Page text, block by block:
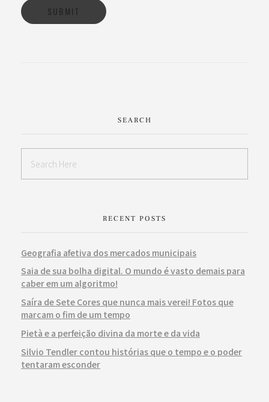
SEARCH
RECENT POSTS
Geografia afetiva dos mercados municipais
Saia de sua bolha digital. O mundo é vasto demais para
caber em um algoritmo!
Saíra de Sete Cores que nunca mais verei! Fotos que
marcam o fim de um tempo
Pietà e a perfeição divina da morte e da vida
Silvio Tendler contou histórias que o tempo e o poder
tentaram esconder